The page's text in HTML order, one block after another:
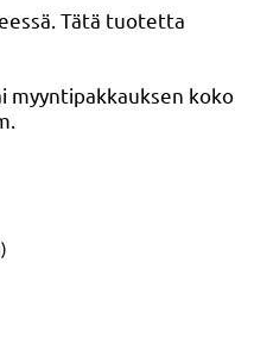
Tätä tuotetta
koko